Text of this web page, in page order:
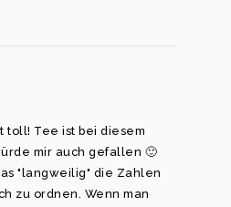
toll! Tee ist bei diesem
mir auch gefallen 🙂
"langweilig" die Zahlen
zu ordnen. Wenn man